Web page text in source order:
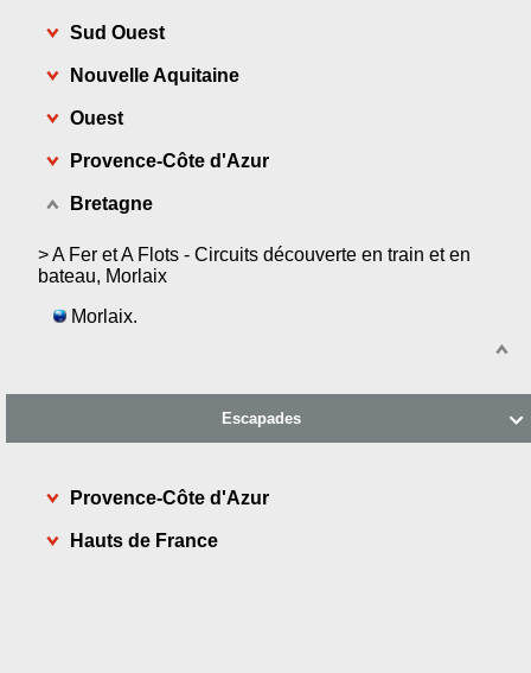
Sud Ouest
Nouvelle Aquitaine
Ouest
Provence-Côte d'Azur
Bretagne
>A Fer et A Flots - Circuits découverte en train et en
bateau, Morlaix
Morlaix.

Escapades
Provence-Côte d'Azur
Hauts de France